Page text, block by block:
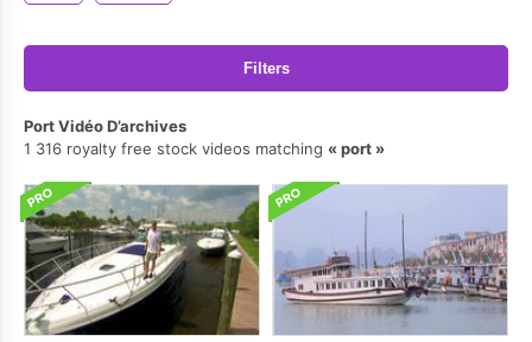
Filters
Port Vidéo D’archives
1 316 royalty free stock videos matching
port